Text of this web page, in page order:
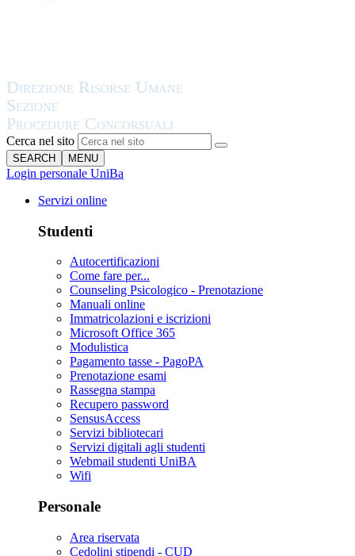
Cerca nel sito
SEARCH MENU
Login personale UniBa
Servizi online
Studenti
Autocertificazioni
Come fare per...
Counseling Psicologico - Prenotazione
Manuali online
Immatricolazioni e iscrizioni
Microsoft Office 365
Modulistica
Pagamento tasse - PagoPA
Prenotazione esami
Rassegna stampa
Recupero password
SensusAccess
Servizi bibliotecari
Servizi digitali agli studenti
Webmail studenti UniBA
Wifi
Personale
Area riservata
Cedolini stipendi - CUD